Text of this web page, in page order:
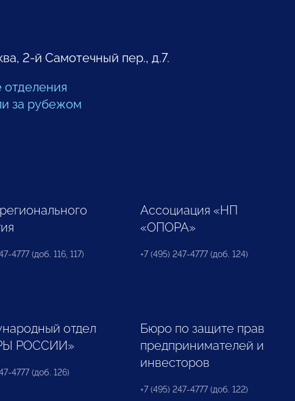
2-й Самотечный пер., д.7.
отделения
за рубежом
4777 (доб. 116, 117)
Ассоциация «НП
«ОПОРА»
+7 (495) 247-4777 (доб. 124)
отдел
РОССИИ»
4777 (доб. 126)
Бюро по защите прав
предпринимателей и
инвесторов
+7 (495) 247-4777 (доб. 122)